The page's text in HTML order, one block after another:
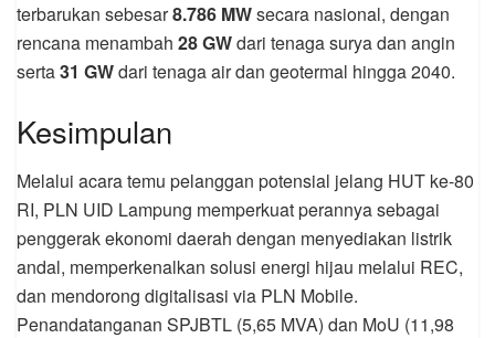
terbarukan sebesar8.786 MWsecara nasional, dengan
rencana menambah 28 GWdari tenaga surya dan angin
serta31 GWdari tenaga air dan geotermal hingga 2040.
Kesimpulan
Melalui acara temu pelanggan potensial jelang HUT ke-80
RI, PLN UID Lampung memperkuat perannya sebagai
penggerak ekonomi daerah dengan menyediakan listrik
andal, memperkenalkan solusi energi hijau melalui REC,
dan mendorong digitalisasi via PLN Mobile.
Penandatanganan SPJBTL (5,65 MVA) dan MoU (11,98